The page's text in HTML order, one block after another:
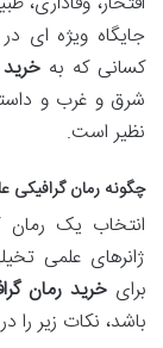
جایگاه ویژه ای
کسانی که به
نظیر است.
چگونه رمان گرافیکی
انتخاب یک رمان
ژانرهای علمی
برای خرید رمان
باشد، نکات زیر را